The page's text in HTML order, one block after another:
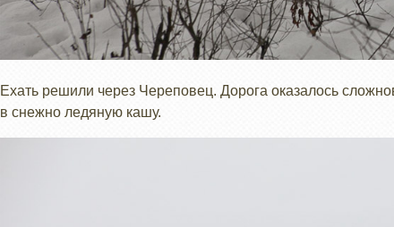
Ехать решили через Череповец. Дорога оказалось
в снежно ледяную кашу.